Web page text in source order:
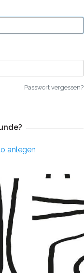
Passwort vergessen?
anlegen